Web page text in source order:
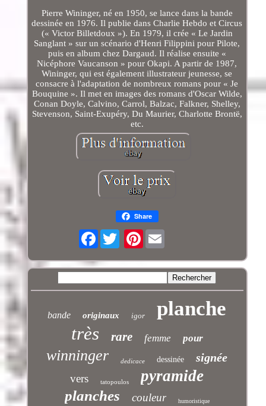
Pierre Wininger, né en 1950, se lance dans la bande
dessinée en 1976. Il publie dans Charlie Hebdo et Circus
(« Victor Billetdoux »). En 1979, il crée « Le Jardin
Sanglant » sur un scénario d'Henri Filippini pour Pilote,
puis en album chez Dargaud. Il réalise ensuite «
Nicéphore Vaucanson » pour Okapi. A partir de 1987,
Wininger, qui est également illustrateur jeunesse, se
consacre à l'adaptation de nombreux romans pour « Je
Bouquine ». Il met en images des romans d'Oscar Wilde,
Conan Doyle, Calvino, Carrol, Balzac, Falkner, Shelley,
Stevenson, Saint-Exupéry, Du Maurier, Charlotte Brontë,
etc.
Share
Facebook Pinterest
bande originaux igor planche
très rare femme pour
winninger dedicace dessinée signée
vers tatopoulos pyramide
planches couleur humoristique